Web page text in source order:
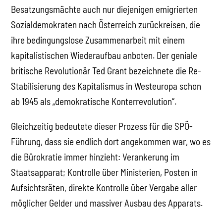
Besatzungsmächte auch nur diejenigen emigrierten
Sozialdemokraten nach Österreich zurückreisen, die
ihre bedingungslose Zusammenarbeit mit einem
kapitalistischen Wiederaufbau anboten. Der geniale
britische Revolutionär Ted Grant bezeichnete die Re-
Stabilisierung des Kapitalismus in Westeuropa schon
ab 1945 als „demokratische Konterrevolution“.
Gleichzeitig bedeutete dieser Prozess für die SPÖ-
Führung, dass sie endlich dort angekommen war, wo es
die Bürokratie immer hinzieht: Verankerung im
Staatsapparat; Kontrolle über Ministerien, Posten in
Aufsichtsräten, direkte Kontrolle über Vergabe aller
möglicher Gelder und massiver Ausbau des Apparats.